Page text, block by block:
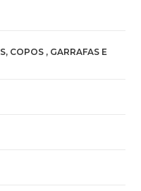
COPOS , GARRAFAS E